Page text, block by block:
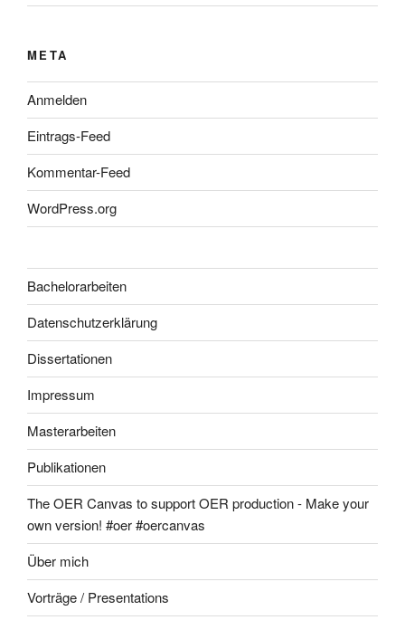
META
Anmelden
Eintrags-Feed
Kommentar-Feed
WordPress.org
Bachelorarbeiten
Datenschutzerklärung
Dissertationen
Impressum
Masterarbeiten
Publikationen
The OER Canvas to support OER production - Make your
own version! #oer #oercanvas
Über mich
Vorträge / Presentations